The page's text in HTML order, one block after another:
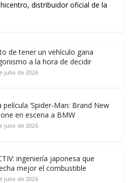
distribuidor oficial de la
de tener un vehículo gana
a la hora de decidir
julio de 2026
película ‘Spider‑Man: Brand New
en escena a BMW
julio de 2026
ingeniería japonesa que
mejor el combustible
julio de 2026